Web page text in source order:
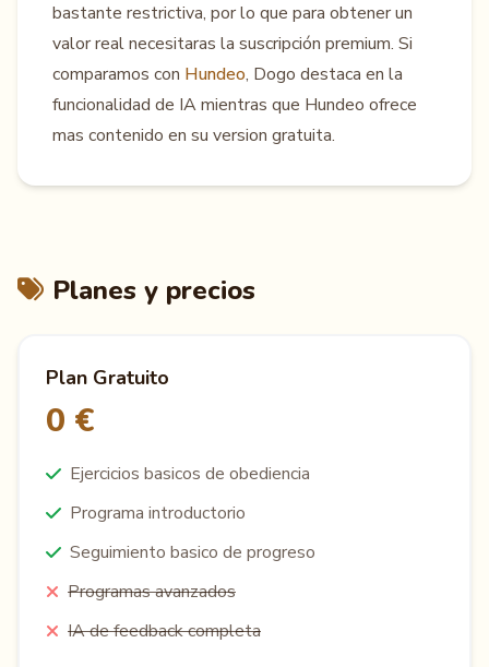
bastante restrictiva, por lo que para obtener un
valor real necesitaras la suscripción premium. Si
comparamos con Hundeo, Dogo destaca en la
funcionalidad de IA mientras que Hundeo ofrece
mas contenido en su version gratuita.
Planes y precios
Plan Gratuito
0 €
Ejercicios basicos de obediencia
Programa introductorio
Seguimiento basico de progreso
Programas avanzados
IA de feedback completa